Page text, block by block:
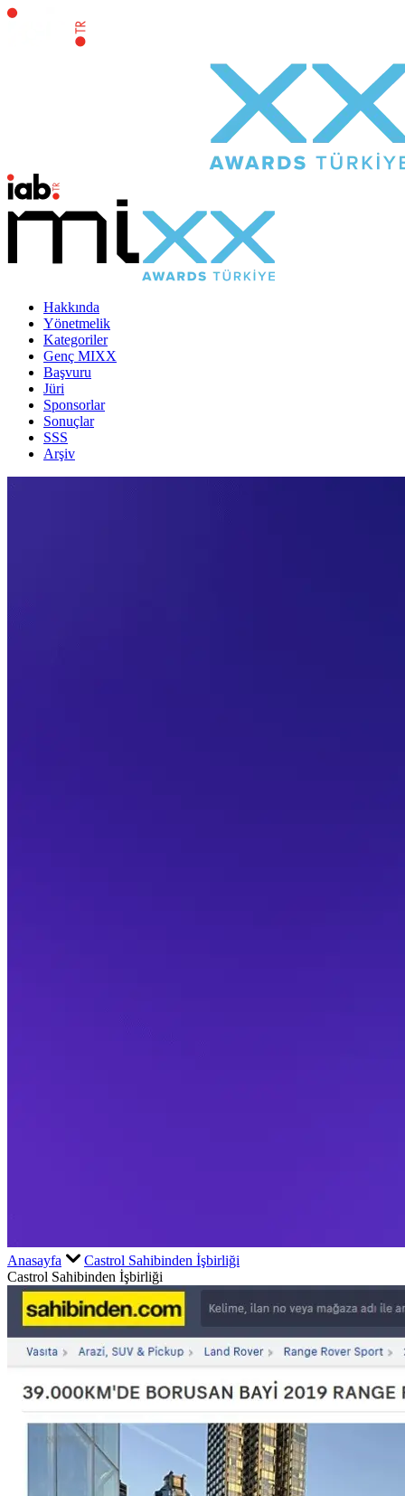
Hakkında
Yönetmelik
Kategoriler
Genç MIXX
Başvuru
Jüri
Sponsorlar
Sonuçlar
SSS
Arşiv
Anasayfa
Castrol Sahibinden İşbirliği
Castrol Sahibinden İşbirliği